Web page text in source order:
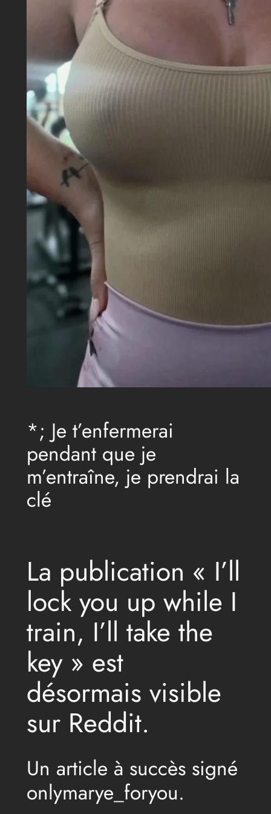
*; Je t’enfermerai
pendant que je
m’entraîne, je prendrai la
clé
La publication « I’ll
lock you up while I
train, I’ll take the
key » est
désormais visible
sur Reddit.
Un article à succès signé
onlymarye_foryou.